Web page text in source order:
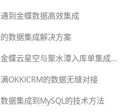
到金蝶数据高效集成
数据集成解决方案
企业数据系统无缝对接：金蝶云星空与聚水潭入库单集成方案详解
OKKICRM的数据无缝对接
据集成到MySQL的技术方法